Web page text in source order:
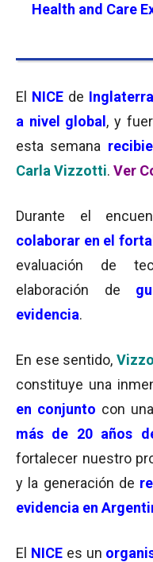
Health and Care
El NICE de Inglaterra
a nivel global , y
esta semana
Carla Vizzotti. Ver
Durante el
colaborar en el
evaluación de
elaboración de
evidencia.
En ese sentido,
constituye una
en conjunto con una
más de 20 años
fortalecer nuestro
y la generación de
evidencia en
El NICE es un